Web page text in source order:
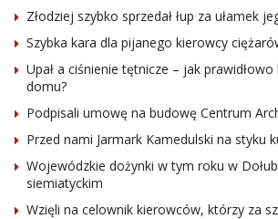
Złodziej szybko sprzedał łup za ułamek
Szybka kara dla pijanego kierowcy
Upał a ciśnienie tętnicze – jak
domu?
Podpisali umowę na budowę Centrum
Przed nami Jarmark Kamedulski na styku
Wojewódzkie dożynki w tym roku w
siemiatyckim
Wzięli na celownik kierowców, którzy za